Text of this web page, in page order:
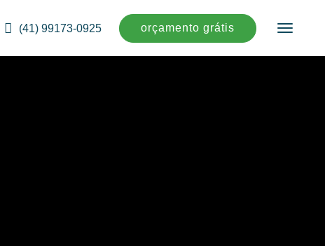
(41) 99173-0925 orçamento grátis